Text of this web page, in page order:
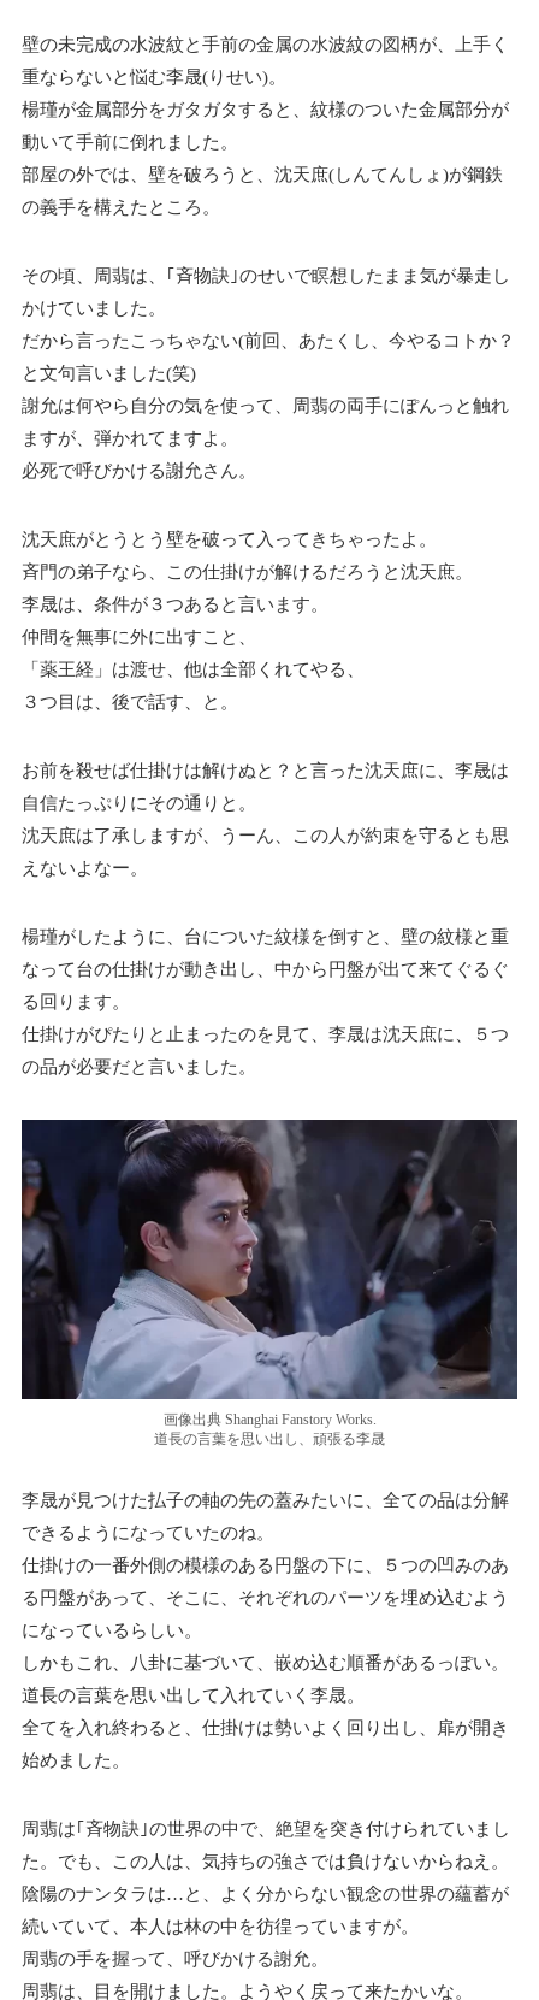
壁の未完成の水波紋と手前の金属の水波紋の図柄が、上手く
重ならないと悩む李晟(りせい)。
楊瑾が金属部分をガタガタすると、紋様のついた金属部分が
動いて手前に倒れました。
部屋の外では、壁を破ろうと、沈天庶(しんてんしょ)が鋼鉄
の義手を構えたところ。
その頃、周翡は、｢斉物訣｣のせいで瞑想したまま気が暴走し
かけていました。
だから言ったこっちゃない(前回、あたくし、今やるコトか？
と文句言いました(笑)
謝允は何やら自分の気を使って、周翡の両手にぽんっと触れ
ますが、弾かれてますよ。
必死で呼びかける謝允さん。
沈天庶がとうとう壁を破って入ってきちゃったよ。
斉門の弟子なら、この仕掛けが解けるだろうと沈天庶。
李晟は、条件が３つあると言います。
仲間を無事に外に出すこと、
「薬王経」は渡せ、他は全部くれてやる、
３つ目は、後で話す、と。
お前を殺せば仕掛けは解けぬと？と言った沈天庶に、李晟は
自信たっぷりにその通りと。
沈天庶は了承しますが、うーん、この人が約束を守るとも思
えないよなー。
楊瑾がしたように、台についた紋様を倒すと、壁の紋様と重
なって台の仕掛けが動き出し、中から円盤が出て来てぐるぐ
る回ります。
仕掛けがぴたりと止まったのを見て、李晟は沈天庶に、５つ
の品が必要だと言いました。
画像出典 Shanghai Fanstory Works.
道長の言葉を思い出し、頑張る李晟
李晟が見つけた払子の軸の先の蓋みたいに、全ての品は分解
できるようになっていたのね。
仕掛けの一番外側の模様のある円盤の下に、５つの凹みのあ
る円盤があって、そこに、それぞれのパーツを埋め込むよう
になっているらしい。
しかもこれ、八卦に基づいて、嵌め込む順番があるっぽい。
道長の言葉を思い出して入れていく李晟。
全てを入れ終わると、仕掛けは勢いよく回り出し、扉が開き
始めました。
周翡は｢斉物訣｣の世界の中で、絶望を突き付けられていまし
た。でも、この人は、気持ちの強さでは負けないからねえ。
陰陽のナンタラは…と、よく分からない観念の世界の蘊蓄が
続いていて、本人は林の中を彷徨っていますが。
周翡の手を握って、呼びかける謝允。
周翡は、目を開けました。ようやく戻って来たかいな。